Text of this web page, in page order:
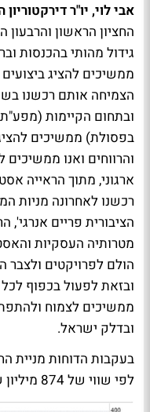
אבי לוי, יו"ר
גידול מהותי בהכנסות
ממשיכים להציג
הצמיחה אותם רכשנו
ובתחום הקיימות
בפסולת) ממשיכים
והרווחים ואנו ממשיכים
ארגוני, מתוך הראייה
הציבורית פריים
מטרותיה העסקיות
הולם לפרויקטים ולצבר
ובזאת לפעול בכפוף לכל
ממשיכים לצמוח
ובדלק ישראל.
לפי שווי של 874 מיליון שקל.